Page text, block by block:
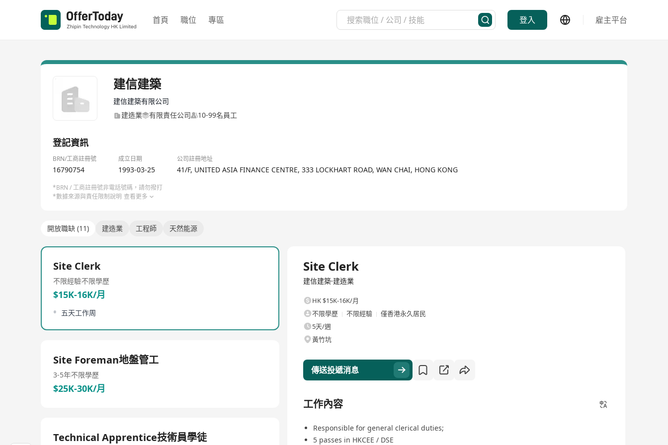
首頁 職位 專區 登入 雇主平台
建信建築
建信建築有限公司
建造業
有限責任公司 10-99名員工
登記資訊
BRN/工商註冊號 成立日期 公司註冊地址
16790754 1993-03-25 41/F, UNITED ASIA FINANCE CENTRE, 333 LOCKHART ROAD, WAN CHAI, HONG KONG
*BRN / 工商註冊號非電話號碼，請勿撥打
*數據來源與責任限制說明 查看更多
開放職缺 (11) 建造業 工程師 天然能源
Site Clerk
不限經驗不限學歷
$15K-16K/月
五天工作周
Site Foreman地盤管工
3-5年不限學歷
$25K-30K/月
Technical Apprentice技術員學徒
Site Clerk
建信建築·建造業
HK $15K-16K/月
不限學歷
不限經驗
僅香港永久居民
5天/週
黃竹坑
傳送投遞消息
工作內容
Responsible for general clerical duties;
5 passes in HKCEE / DSE